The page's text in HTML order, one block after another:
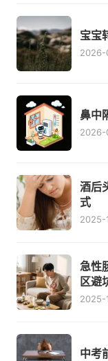
宝宝
2026-
鼻中
2026-
酒后
式
2025-
急性
区避
2025-
中考